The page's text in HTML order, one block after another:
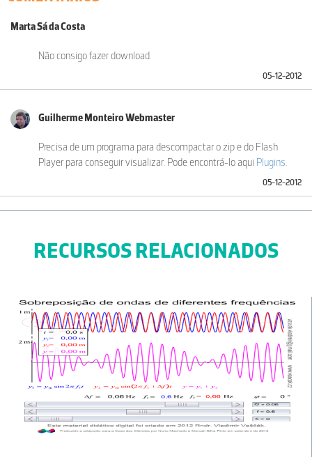
Marta Sá da Costa
Não consigo fazer download.
05-12-2012
Guilherme Monteiro Webmaster
Precisa de um programa para descompactar o zip e do Flash
Player para conseguir visualizar. Pode encontrá-lo aqui Plugins.
05-12-2012
RECURSOS RELACIONADOS